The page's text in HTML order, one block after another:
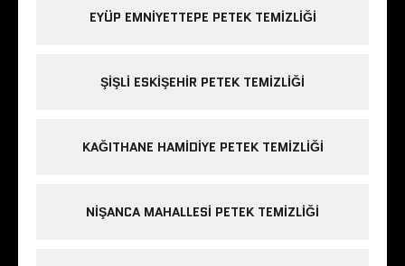
EYÜP EMNIYETTEPE PETEK TEMIZLIĞI
ŞIŞLI ESKIŞEHIR PETEK TEMIZLIĞI
KAĞITHANE HAMIDIYE PETEK TEMIZLIĞI
NIŞANCA MAHALLESI PETEK TEMIZLIĞI